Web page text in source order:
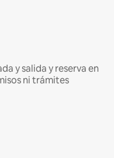
y salida y reserva en
ni trámites